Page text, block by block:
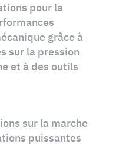
pour la
grâce à
sur la pression
et à des outils
sur la marche
puissantes